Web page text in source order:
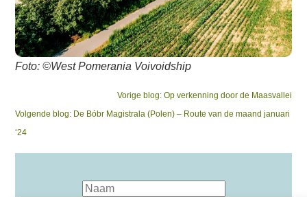
Foto: ©West Pomerania Voivoidship
navigatie
Vorige blog: Previous
post:
Op verkenning door de Maasvallei
Volgende blog: Next
De Bóbr Magistrala (Polen) – Route van de maand januari
‘24